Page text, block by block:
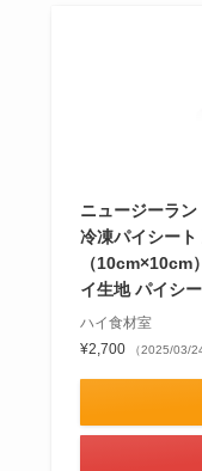
ニュージーラ
冷凍パイシート
（10cm×10cm
イ生地 パイシ
ハイ食材室
¥2,700
（2025/03/